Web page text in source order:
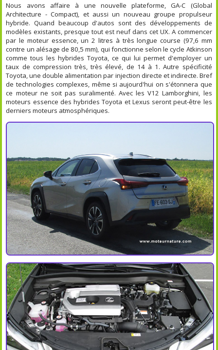
Nous avons affaire à une nouvelle plateforme, GA-C (Global
Architecture - Compact), et aussi un nouveau groupe propulseur
hybride. Quand beaucoup d'autos sont des développements de
modèles existants, presque tout est neuf dans cet UX. A commencer
par le moteur essence, un 2 litres à très longue course (97,6 mm
contre un alésage de 80,5 mm), qui fonctionne selon le cycle Atkinson
comme tous les hybrides Toyota, ce qui lui permet d'employer un
taux de compression très, très élevé, de 14 à 1. Autre spécificité
Toyota, une double alimentation par injection directe et indirecte. Bref
de technologies complexes, même si aujourd'hui on s'étonnera que
ce moteur ne soit pas suralimenté. Avec les V12 Lamborghini, les
moteurs essence des hybrides Toyota et Lexus seront peut-être les
derniers moteurs atmosphériques.